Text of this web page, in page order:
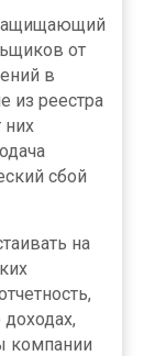
от
в
из реестра
них
сбой
на
компании